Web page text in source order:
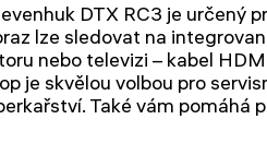
DTX RC3 je určený
lze sledovat na
nebo televizi – kabel
je skvělou volbou pro
Také vám pomáhá